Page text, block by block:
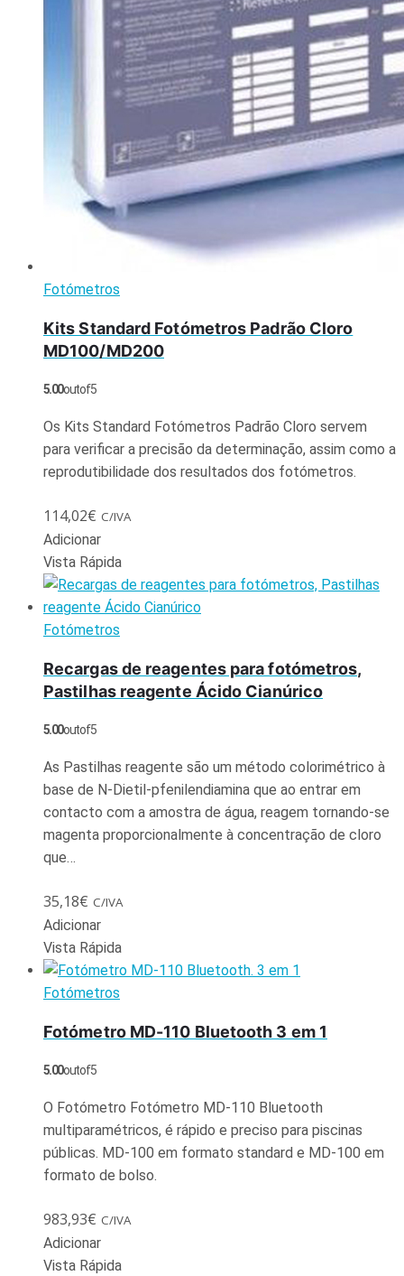
Fotómetros
Kits Standard Fotómetros Padrão Cloro
MD100/MD200
5.00out of 5
Os Kits Standard Fotómetros Padrão Cloro servem
para verificar a precisão da determinação, assim como a
reprodutibilidade dos resultados dos fotómetros.
114,02€ C/IVA
Adicionar
Vista Rápida
Fotómetros
Recargas de reagentes para fotómetros,
Pastilhas reagente Ácido Cianúrico
5.00out of 5
As Pastilhas reagente são um método colorimétrico à
base de N-Dietil-pfenilendiamina que ao entrar em
contacto com a amostra de água, reagem tornando-se
magenta proporcionalmente à concentração de cloro
que…
35,18€ C/IVA
Adicionar
Vista Rápida
Fotómetros
Fotómetro MD-110 Bluetooth 3 em 1
5.00out of 5
O Fotómetro Fotómetro MD-110 Bluetooth
multiparamétricos, é rápido e preciso para piscinas
públicas. MD-100 em formato standard e MD-100 em
formato de bolso.
983,93€ C/IVA
Adicionar
Vista Rápida